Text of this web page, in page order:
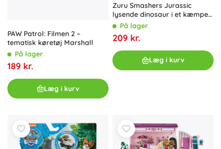
PAW Patrol: Filmen 2 –
tematisk køretøj Marshall
På lager
189 kr.
Læg i kurv
Zuru Smashers Jurassic
lysende dinosaur i et kæmpe
ægPå lager
209 kr.
Læg i kurv